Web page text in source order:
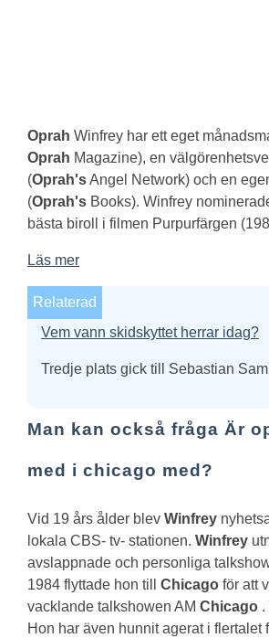
Oprah Winfrey har ett eget
Oprah Magazine), en
(Oprah'sAngel Network) och en
(Oprah's Books). Winfrey
bästa biroll i filmen Purpurfärgen
Läs mer
Relaterad
Vem vann skidskyttet herrar idag?
Tredje plats gick till Sebastian
Man kan också fråga Är
med i chicago med?
Vid 19 års ålder blev Winfrey
lokala CBS- tv- stationen. Winfrey
avslappnade och personliga
1984 flyttade hon till Chicago för att
vacklande talkshowen AM Chicago .
Hon har även hunnit agerat i flertalet